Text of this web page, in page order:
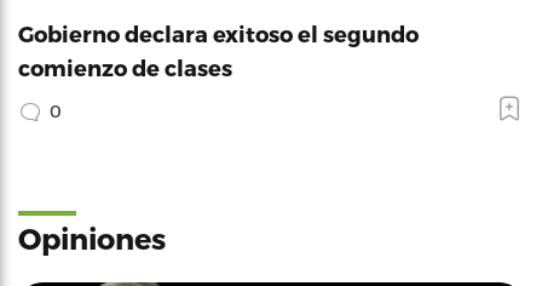
Gobierno declara exitoso el segundo
comienzo de clases
0
Opiniones